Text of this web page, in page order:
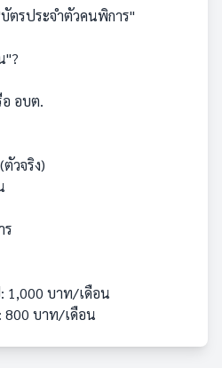
รประจำตัวคนพิการ"
"?
อ อบต.
วจริง)
ร
1,000 บาท/เดือน
800 บาท/เดือน